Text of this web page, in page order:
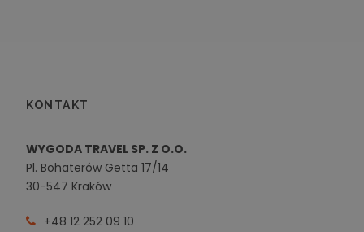
KONTAKT
WYGODA TRAVEL SP. Z O.O.
Pl. Bohaterów Getta 17/14
30-547 Kraków
+48 12 252 09 10